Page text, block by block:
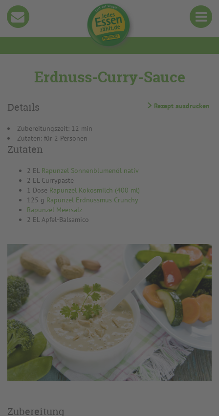
Erdnuss-Curry-Sauce
Rezept ausdrucken
Details
Zubereitungszeit: 12 min
Zutaten: für 2 Personen
Zutaten
2 EL Rapunzel Sonnenblumenöl nativ
2 EL Currypaste
1 Dose Rapunzel Kokosmilch (400 ml)
125 g Rapunzel Erdnussmus Crunchy
Rapunzel Meersalz
2 EL Apfel-Balsamico
Zubereitung